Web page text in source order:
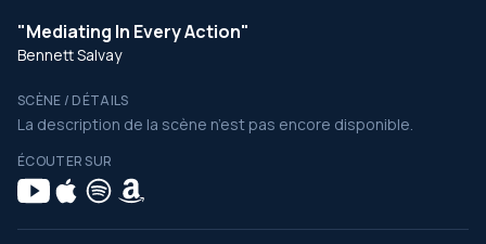
"Mediating In Every Action"
Bennett Salvay
SCÈNE / DÉTAILS
La description de la scène n’est pas encore disponible.
ÉCOUTER SUR